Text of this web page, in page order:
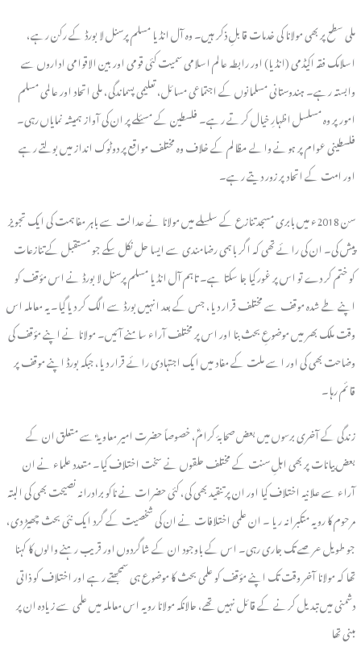
ملی سطح پر بھی مولانا کی خدمات قابلِ ذکر ہیں۔ وہ آل انڈیا مسلم پرسنل لا بورڈ کے رکن رہے،
اسلامک فقہ اکیڈمی (انڈیا) اور رابطہ عالم اسلامی سمیت کئی قومی اور بین الاقوامی اداروں سے
وابستہ رہے۔ ہندوستانی مسلمانوں کے اجتماعی مسائل، تعلیمی پسماندگی، ملی اتحاد اور عالمی مسلم
امور پر وہ مسلسل اظہارِ خیال کرتے رہے۔ فلسطین کے مسئلے پر ان کی آواز ہمیشہ نمایاں رہی۔
فلسطینی عوام پر ہونے والے مظالم کے خلاف وہ مختلف مواقع پر دوٹوک انداز میں بولتے رہے
اور امت کے اتحاد پر زور دیتے رہے۔
سن 2018ء میں بابری مسجد تنازع کے سلسلے میں مولانا نے عدالت سے باہر مفاہمت کی ایک تجویز
پیش کی۔ ان کی رائے تھی کہ اگر باہمی رضامندی سے ایسا حل نکل سکے جو مستقبل کے تنازعات
کو ختم کر دے تو اس پر غور کیا جا سکتا ہے۔ تاہم آل انڈیا مسلم پرسنل لا بورڈ نے اس مؤقف کو
اپنے طے شدہ موقف سے مختلف قرار دیا، جس کے بعد انہیں بورڈ سے الگ کر دیا گیا۔ یہ معاملہ اس
وقت ملک بھر میں موضوعِ بحث بنا اور اس پر مختلف آراء سامنے آئیں۔ مولانا نے اپنے مؤقف کی
وضاحت بھی کی اور اسے ملت کے مفاد میں ایک اجتہادی رائے قرار دیا، جبکہ بورڈ اپنے موقف پر
قائم رہا۔
زندگی کے آخری برسوں میں بعض صحابۂ کرامؓ، خصوصاً حضرت امیر معاویہؓ سے متعلق ان کے
بعض بیانات پر بھی اہلِ سنت کے مختلف حلقوں نے سخت اختلاف کیا۔ متعدد علماء نے ان
آراء سے علانیہ اختلاف کیا اور ان پر تنقید بھی کی، کئی حضرات نے ناکو برادرانہ نصیحت بھی کی البتہ
مرحوم کا رویہ متکبرانہ ریا ۔ ان علمی اختلافات نے ان کی شخصیت کے گرد ایک نئی بحث چھیڑ دی،
جو طویل عرصے تک جاری رہی۔ اس کے باوجود ان کے شاگردوں اور قریب رہنے والوں کا کہنا
تھا کہ مولانا آخر وقت تک اپنے مؤقف کو علمی بحث کا موضوع ہی سمجھتے رہے اور اختلاف کو ذاتی
دشمنی میں تبدیل کرنے کے قائل نہیں تھے، حالانکہ مولانا رویہ اس معاملہ میں علمی سے زیادہ ان پر
مبنی تھا